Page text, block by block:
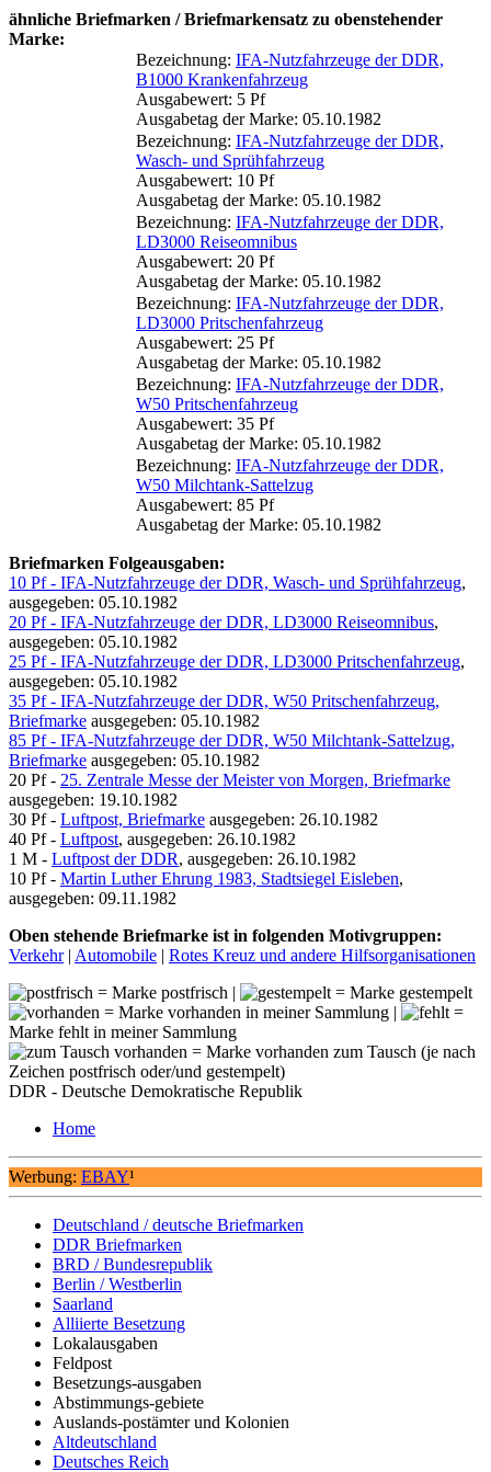
ähnliche Briefmarken / Briefmarkensatz zu obenstehender
Marke:
Bezeichnung: IFA-Nutzfahrzeuge der DDR,
B1000 Krankenfahrzeug
Ausgabewert: 5 Pf
Ausgabetag der Marke: 05.10.1982
Bezeichnung: IFA-Nutzfahrzeuge der DDR,
Wasch- und Sprühfahrzeug
Ausgabewert: 10 Pf
Ausgabetag der Marke: 05.10.1982
Bezeichnung: IFA-Nutzfahrzeuge der DDR,
LD3000 Reiseomnibus
Ausgabewert: 20 Pf
Ausgabetag der Marke: 05.10.1982
Bezeichnung: IFA-Nutzfahrzeuge der DDR,
LD3000 Pritschenfahrzeug
Ausgabewert: 25 Pf
Ausgabetag der Marke: 05.10.1982
Bezeichnung: IFA-Nutzfahrzeuge der DDR,
W50 Pritschenfahrzeug
Ausgabewert: 35 Pf
Ausgabetag der Marke: 05.10.1982
Bezeichnung: IFA-Nutzfahrzeuge der DDR,
W50 Milchtank-Sattelzug
Ausgabewert: 85 Pf
Ausgabetag der Marke: 05.10.1982
Briefmarken Folgeausgaben:
10 Pf - IFA-Nutzfahrzeuge der DDR, Wasch- und Sprühfahrzeug,
ausgegeben: 05.10.1982
20 Pf - IFA-Nutzfahrzeuge der DDR, LD3000 Reiseomnibus,
ausgegeben: 05.10.1982
25 Pf - IFA-Nutzfahrzeuge der DDR, LD3000 Pritschenfahrzeug,
ausgegeben: 05.10.1982
35 Pf - IFA-Nutzfahrzeuge der DDR, W50 Pritschenfahrzeug,
Briefmarke ausgegeben: 05.10.1982
85 Pf - IFA-Nutzfahrzeuge der DDR, W50 Milchtank-Sattelzug,
Briefmarke ausgegeben: 05.10.1982
20 Pf - 25. Zentrale Messe der Meister von Morgen, Briefmarke
ausgegeben: 19.10.1982
30 Pf - Luftpost, Briefmarke ausgegeben: 26.10.1982
40 Pf - Luftpost, ausgegeben: 26.10.1982
1 M - Luftpost der DDR, ausgegeben: 26.10.1982
10 Pf - Martin Luther Ehrung 1983, Stadtsiegel Eisleben,
ausgegeben: 09.11.1982
Oben stehende Briefmarke ist in folgenden Motivgruppen:
Verkehr| Automobile | Rotes Kreuz und andere Hilfsorganisationen
= Marke postfrisch |
= Marke gestempelt
= Marke vorhanden in meiner Sammlung |
=
Marke fehlt in meiner Sammlung
= Marke vorhanden zum Tausch (je nach
Zeichen postfrisch oder/und gestempelt)
DDR - Deutsche Demokratische Republik
Home
Werbung: EBAY¹
Deutschland / deutsche Briefmarken
DDR Briefmarken
BRD / Bundesrepublik
Berlin / Westberlin
Saarland
Alliierte Besetzung
Lokalausgaben
Feldpost
Besetzungs-ausgaben
Abstimmungs-gebiete
Auslands-postämter und Kolonien
Altdeutschland
Deutsches Reich